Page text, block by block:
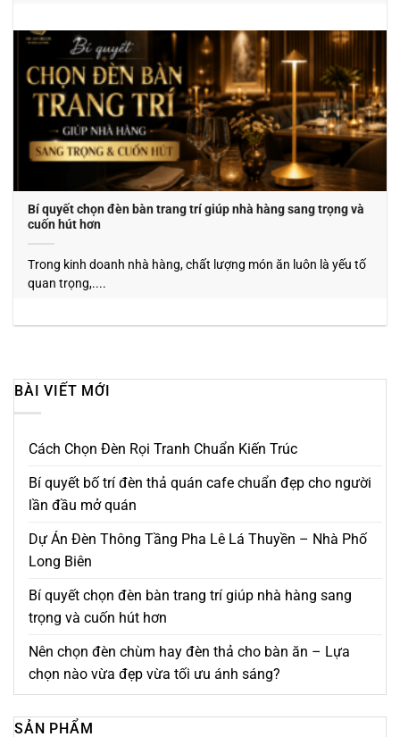
Bí quyết chọn đèn bàn trang trí giúp nhà hàng sang trọng và
cuốn hút hơn
Trong kinh doanh nhà hàng, chất lượng món ăn luôn là yếu tố
quan trọng,....
BÀI VIẾT MỚI
Cách Chọn Đèn Rọi Tranh Chuẩn Kiến Trúc
Bí quyết bố trí đèn thả quán cafe chuẩn đẹp cho người
lần đầu mở quán
Dự Án Đèn Thông Tầng Pha Lê Lá Thuyền – Nhà Phố
Long Biên
Bí quyết chọn đèn bàn trang trí giúp nhà hàng sang
trọng và cuốn hút hơn
Nên chọn đèn chùm hay đèn thả cho bàn ăn – Lựa
chọn nào vừa đẹp vừa tối ưu ánh sáng?
SẢN PHẨM